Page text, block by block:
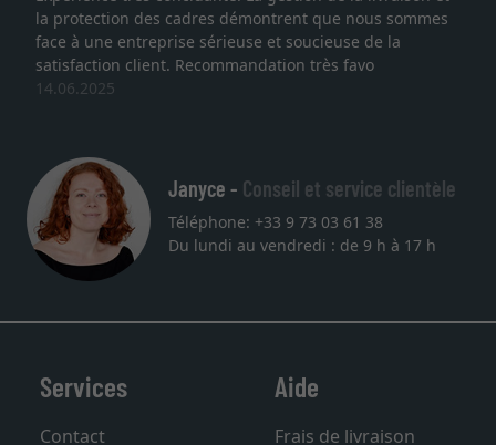
cadres démontrent que nous sommes
sérieuse et soucieuse de la
Recommandation très favo
lithographie,
qualité sont
Janyce - Conseil et service clientèle
Téléphone: +33 9 73 03 61 38
Services Aide